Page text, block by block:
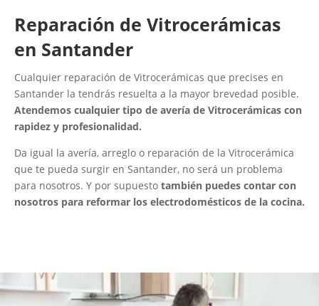
Reparación de Vitrocerámicas​
en Santander
Cualquier reparación de Vitrocerámicas que precises en
Santander la tendrás resuelta a la mayor brevedad posible.
Atendemos cualquier tipo de avería de Vitrocerámicas con
rapidez y profesionalidad.
Da igual la avería, arreglo o reparación de la Vitrocerámica
que te pueda surgir en Santander, no será un problema
para nosotros. Y por supuesto también puedes contar con
nosotros para reformar los electrodomésticos de la cocina.